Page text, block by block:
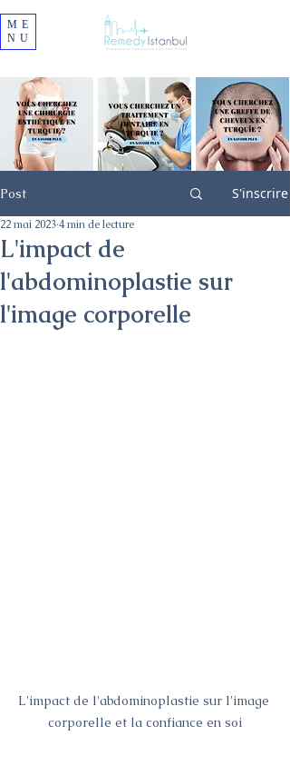
ME
NU
Post S'inscrire
L'impact de
l'abdominoplastie sur
l'image corporelle
22 mai 20234 min de lecture
L'impact de l'abdominoplastie sur l'image
corporelle et la confiance en soi